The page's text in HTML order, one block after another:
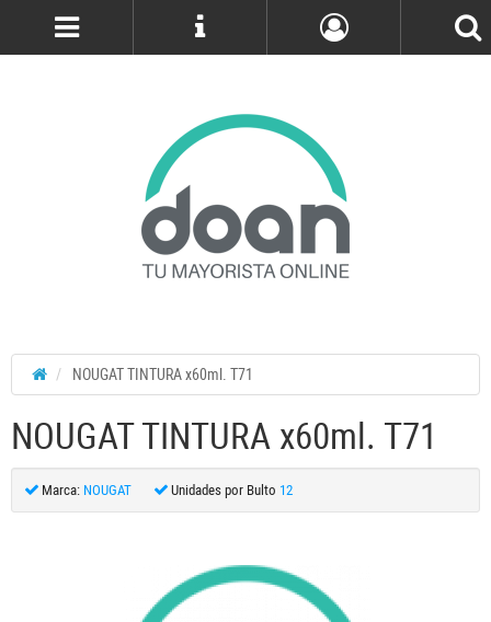
NOUGAT TINTURA x60ml. T71
NOUGAT TINTURA x60ml. T71
Marca: NOUGAT Unidades por Bulto 12